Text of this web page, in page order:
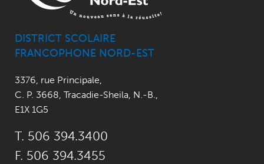
DISTRICT SCOLAIRE
FRANCOPHONE NORD-EST
3376, rue Principale,
C. P. 3668, Tracadie-Sheila, N.-B.,
E1X 1G5
T. 506 394.3400
F. 506 394.3455